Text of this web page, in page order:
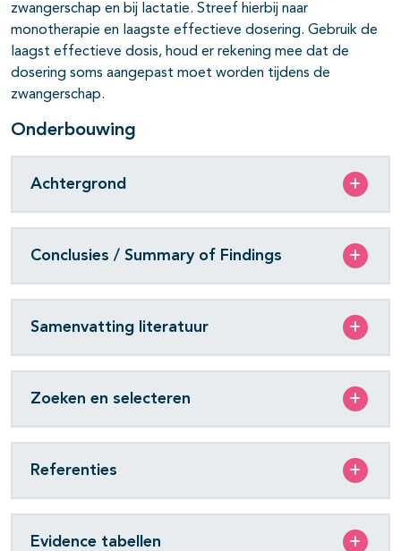
zwangerschap en bij lactatie. Streef hierbij naar
monotherapie en laagste effectieve dosering. Gebruik de
laagst effectieve dosis, houd er rekening mee dat de
dosering soms aangepast moet worden tijdens de
zwangerschap.
Onderbouwing
Achtergrond
Conclusies / Summary of Findings
Samenvatting literatuur
Zoeken en selecteren
Referenties
Evidence tabellen